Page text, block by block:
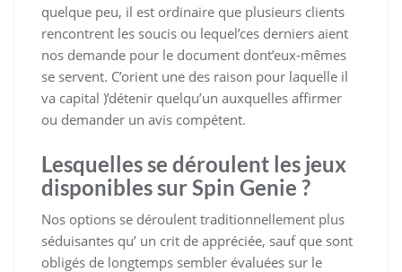
quelque peu, il est ordinaire que plusieurs clients
rencontrent les soucis ou lequel’ces derniers aient
nos demande pour le document dont’eux-mêmes
se servent. C’orient une des raison pour laquelle il
va capital )’détenir quelqu’un auxquelles affirmer
ou demander un avis compétent.
Lesquelles se déroulent les jeux
disponibles sur Spin Genie ?
Nos options se déroulent traditionnellement plus
séduisantes qu’ un crit de appréciée, sauf que sont
obligés de longtemps sembler évaluées sur le